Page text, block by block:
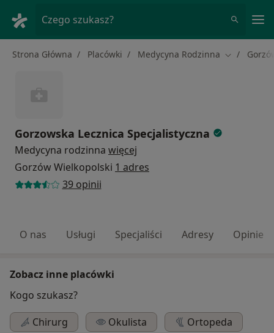
Czego szukasz?
Strona Główna Placówki Medycyna Rodzinna Zmień
Gorzowska Lecznica Specjalistyczna
Medycyna rodzinna więcej
Gorzów Wielkopolski 1 adres
39 opinii
O nas Usługi Specjaliści Adresy Opinie
Zobacz inne placówki
Kogo szukasz?
Chirurg
Okulista
Ortopeda